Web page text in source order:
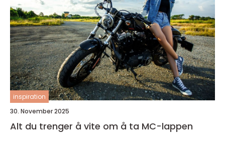
inspiration
30. November 2025
Alt du trenger å vite om å ta MC-lappen